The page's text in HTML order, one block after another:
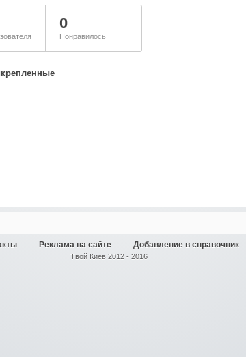
0
Понравилось
Реклама на сайте Добавление в справочник
Твой Киев 2012 - 2016